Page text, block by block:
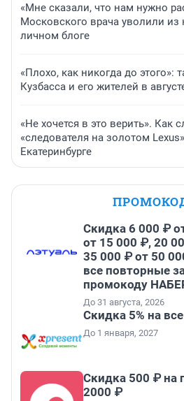
«Мне сказали, что нам нужно
Московского врача уволили из
личном блоге
«Плохо, как никогда до этого»:
Кузбасса и его жителей в
«Не хочется в это верить». Как
«следователя на золотом
Екатеринбурге
Скидка 6 000 ₽
от 15 000 ₽, 20
35 000 ₽ от 50
все повторные
промокоду
До 31 августа, 2026
Скидка 5% на
До 1 января, 2027
Скидка 500 ₽ на
2000 ₽